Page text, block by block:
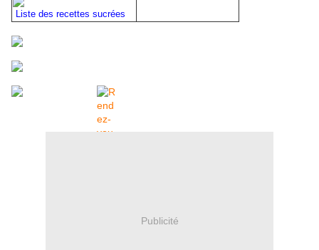
Liste des recettes sucrées
Publicité